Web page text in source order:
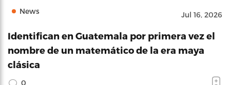
News Jul 16, 2026
Identifican en Guatemala por primera vez el
nombre de un matemático de la era maya
clásica
0